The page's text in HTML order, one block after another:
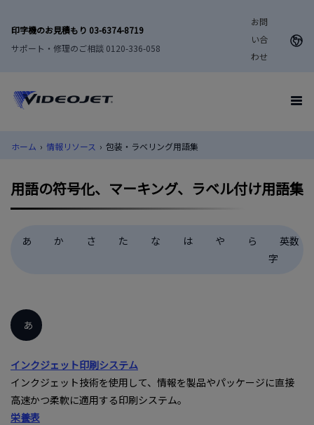
印字機のお見積もり 03-6374-8719
サポート・修理のご相談 0120-336-058
お問
い合
わせ
ホーム › 情報リソース › 包装・ラベリング用語集
用語の符号化、マーキング、ラベル付け用語集
あ か さ た な は や ら
英数
字
あ
インクジェット印刷システム
インクジェット技術を使用して、情報を製品やパッケージに直接
高速かつ柔軟に適用する印刷システム。
栄養表